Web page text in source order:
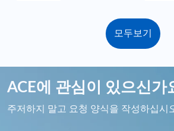
모두보기
ACE에 관심이 있으신가
주저하지 말고 요청 양식을 작성하십시